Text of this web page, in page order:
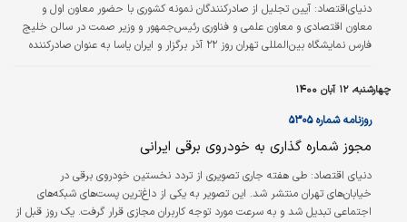
دنیای‌اقتصاد: آیین تجلیل از صادرکنندگان نمونه کشوری با حضور معاون اول و
معاون اقتصادی و معاون علمی و فناوری رئیس‌جمهور و وزیر صمت در سالن خلیج
فارس نمایشگاه بین‌المللی تهران روز ۲۲ آذر برگزار و ایران یاسا به عنوان صادر‌کننده
تندیس ویژه این مراسم را دریافت کرد.
چهارشنبه، ۱۲ آبان ۱۴۰۰
روزنامه شماره ۵۳۰۵
مجوز شماره گذاری به خودروی برقی ایرانی
دنياي اقتصاد: طی هفته جاری تصویری از تردد نخستین خودروی برقی در
خیابان‌های تهران منتشر شد. این تصویر به یکی از داغ‌ترین پست‌های شبکه‌های
اجتماعی تبدیل شد و به سرعت مورد توجه کاربران مجازی قرار گرفت. یک روز قبل از